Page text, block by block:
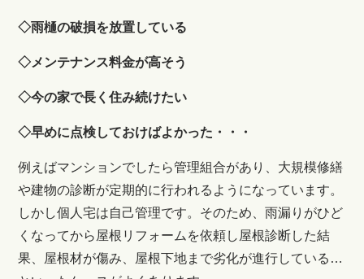
◇雨樋の破損を放置している
◇メンテナンス料金が高そう
◇今の家で長く住み続けたい
◇早めに点検しておけばよかった・・・
例えばマンションでしたら管理組合があり、大規模修繕
や建物の診断が定期的に行われるようになっています。
しかし個人宅は自己管理です。そのため、雨漏りがひど
くなってから屋根リフォームを依頼し屋根診断した結
果、屋根材が傷み、屋根下地まで劣化が進行している…